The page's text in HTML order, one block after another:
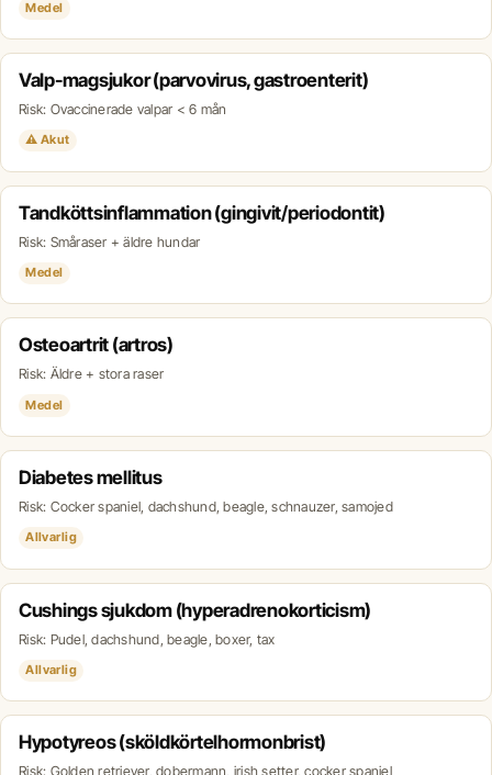
Medel
Valp-magsjukor (parvovirus, gastroenterit)
Risk: Ovaccinerade valpar < 6 mån
⚠ Akut
Tandköttsinflammation (gingivit/periodontit)
Risk: Småraser + äldre hundar
Medel
Osteoartrit (artros)
Risk: Äldre + stora raser
Medel
Diabetes mellitus
Risk: Cocker spaniel, dachshund, beagle, schnauzer, samojed
Allvarlig
Cushings sjukdom (hyperadrenokorticism)
Risk: Pudel, dachshund, beagle, boxer, tax
Allvarlig
Hypotyreos (sköldkörtelhormonbrist)
Risk: Golden retriever, dobermann, irish setter, cocker spaniel